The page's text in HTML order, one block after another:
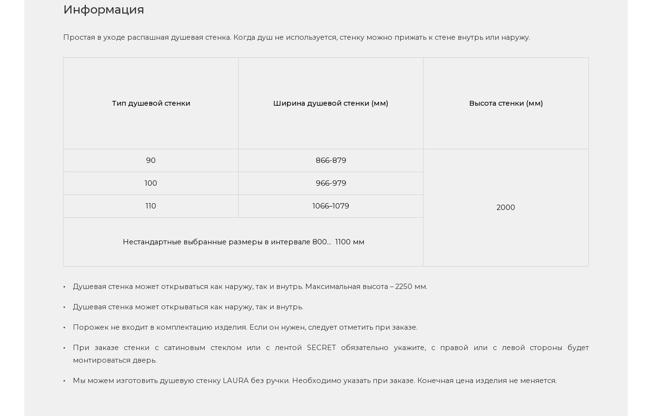
Информация
Простая в уходе распашная душевая стенка. Когда душ не используется, стенку можно прижать к стене внутрь или наружу.
Тип душевой стенки Ширина душевой стенки (мм) Высота стенки (мм)
90 866-879
2000
100 966-979
110 1066–1079
Нестандартные выбранные размеры в интервале 800... 1100 мм
Душевая стенка может открываться как наружу, так и внутрь. Максимальная высота – 2250 мм.
Душевая стенка может открываться как наружу, так и внутрь.
Порожек не входит в комплектацию изделия. Если он нужен, следует отметить при заказе.
При заказе стенки с сатиновым стеклом или с лентой SECRET обязательно укажите, с правой или с левой стороны будет
монтироваться дверь.
Мы можем изготовить душевую стенку LAURA без ручки. Необходимо указать при заказе. Конечная цена изделия не меняется.